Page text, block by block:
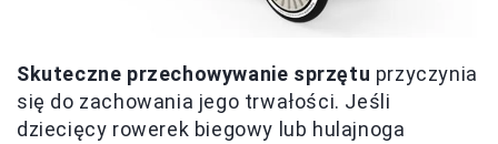
Skuteczne przechowywanie sprzętu przyczynia
się do zachowania jego trwałości. Jeśli
dziecięcy rowerek biegowy lub hulajnoga